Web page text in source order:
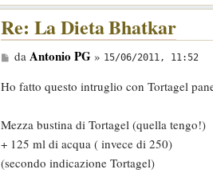
Re: La Dieta Bhatkar
M
s
a
g
g
da Antonio PG» 15/06/2011, 11:52
Ho fatto questo intruglio con Tortagel
Mezza bustina di Tortagel (quella tengo!)
+ 125 ml di acqua ( invece di 250)
(secondo indicazione Tortagel)